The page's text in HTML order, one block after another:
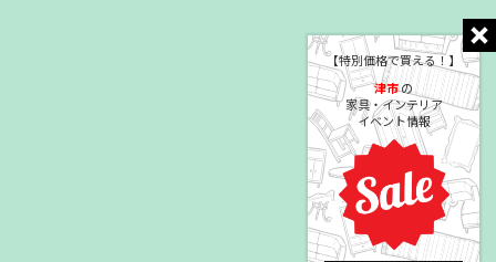
【特別価格で買える！】
津市の
家具・インテリア
イベント情報